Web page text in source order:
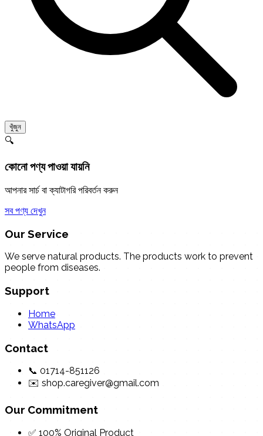
খুঁজুন
🔍
কোনো পণ্য পাওয়া যায়নি
আপনার সার্চ বা ক্যাটাগরি পরিবর্তন করুন
সব পণ্য দেখুন
Our Service
We serve natural products. The products work to prevent
people from diseases.
Support
Home
WhatsApp
Contact
📞 01714-851126
✉️ shop.caregiver@gmail.com
Our Commitment
✅ 100% Original Product